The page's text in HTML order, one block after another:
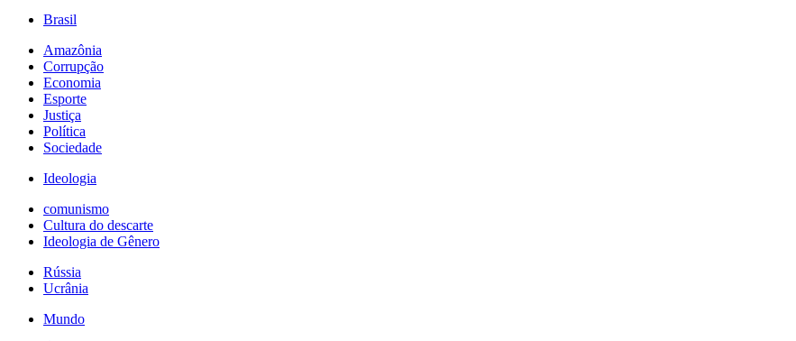
Brasil
Amazônia
Corrupção
Economia
Esporte
Justiça
Política
Sociedade
Ideologia
comunismo
Cultura do descarte
Ideologia de Gênero
Rússia
Ucrânia
Mundo